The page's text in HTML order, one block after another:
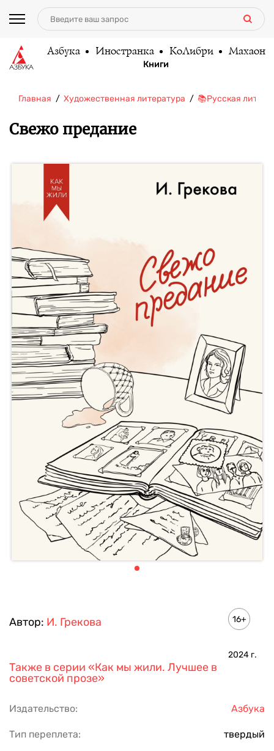
Азбука Иностранка КоЛибри Махаон
Книги
Главная Художественная литература 📚Русская
Свежо предание
Автор: И. Грекова 16+
2024 г.
Также в серии «Как мы жили. Лучшее в
советской прозе»
Издательство: Азбука
Тип переплета: твердый